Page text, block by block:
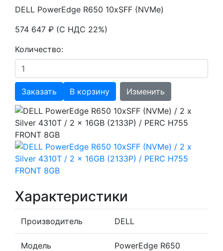
DELL PowerEdge R650 10xSFF (NVMe)
574 647 ₽ (С НДС 22%)
Количество:
Заказать В корзину Изменить
Характеристики
Производитель DELL
Модель
PowerEdge R650